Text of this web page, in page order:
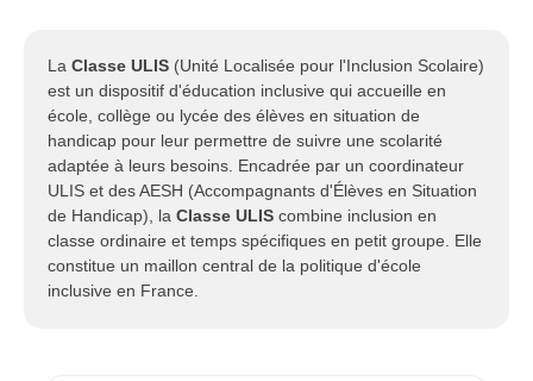
La Classe ULIS (Unité Localisée pour l'Inclusion Scolaire)
est un dispositif d'éducation inclusive qui accueille en
école, collège ou lycée des élèves en situation de
handicap pour leur permettre de suivre une scolarité
adaptée à leurs besoins. Encadrée par un coordinateur
ULIS et des AESH (Accompagnants d'Élèves en Situation
de Handicap), la Classe ULIS combine inclusion en
classe ordinaire et temps spécifiques en petit groupe. Elle
constitue un maillon central de la politique d'école
inclusive en France.